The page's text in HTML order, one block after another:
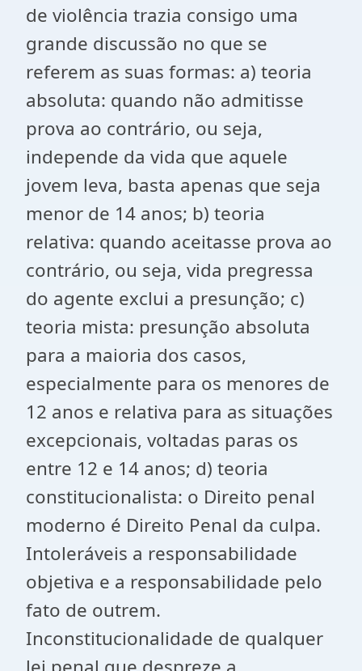
de violência trazia consigo uma
grande discussão no que se
referem as suas formas: a) teoria
absoluta: quando não admitisse
prova ao contrário, ou seja,
independe da vida que aquele
jovem leva, basta apenas que seja
menor de 14 anos; b) teoria
relativa: quando aceitasse prova ao
contrário, ou seja, vida pregressa
do agente exclui a presunção; c)
teoria mista: presunção absoluta
para a maioria dos casos,
especialmente para os menores de
12 anos e relativa para as situações
excepcionais, voltadas paras os
entre 12 e 14 anos; d) teoria
constitucionalista: o Direito penal
moderno é Direito Penal da culpa.
Intoleráveis a responsabilidade
objetiva e a responsabilidade pelo
fato de outrem.
Inconstitucionalidade de qualquer